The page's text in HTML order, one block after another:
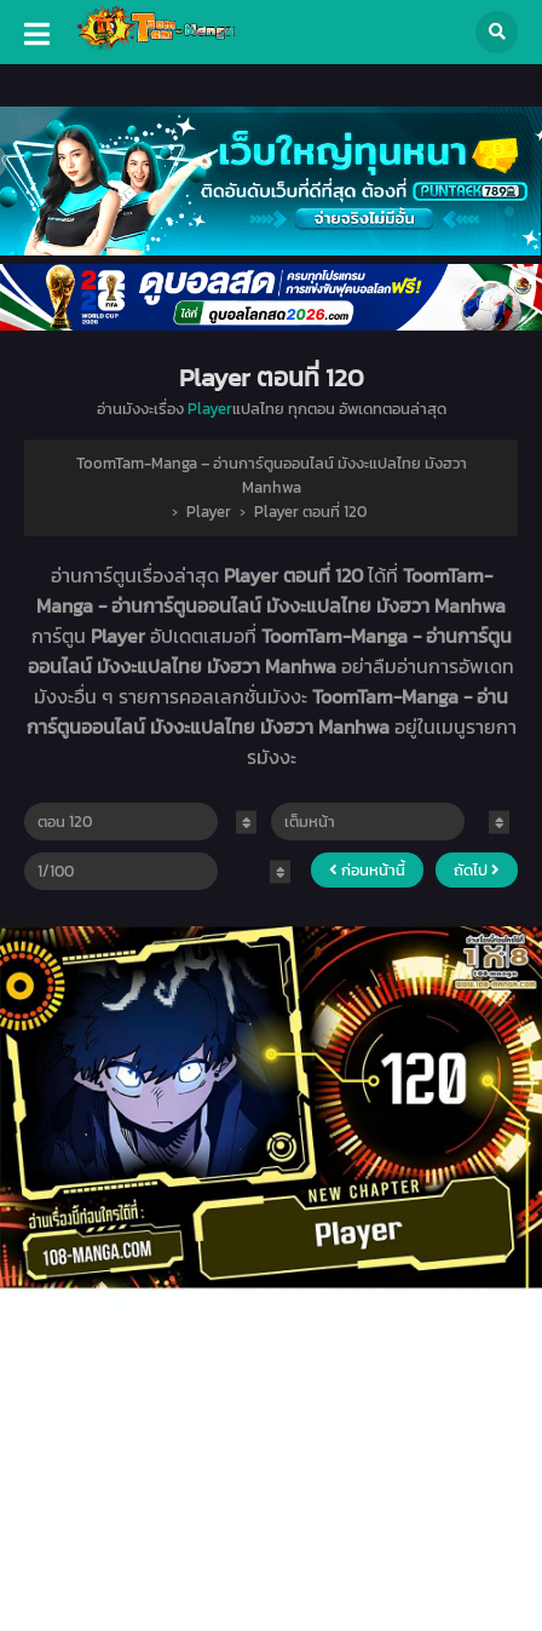
Player ตอนที่ 120
อ่านมังงะเรื่องPlayerแปลไทย ทุกตอน อัพเดทตอนล่าสุด
ToomTam-Manga – อ่านการ์ตูนออนไลน์ มังงะแปลไทย มังฮวา
Manhwa
› Player › Player ตอนที่ 120
อ่านการ์ตูนเรื่องล่าสุด Player ตอนที่ 120ได้ที่ ToomTam-
Manga - อ่านการ์ตูนออนไลน์ มังงะแปลไทย มังฮวา Manhwa
การ์ตูน Playerอัปเดตเสมอที่ ToomTam-Manga - อ่านการ์ตูน
ออนไลน์ มังงะแปลไทย มังฮวา Manhwaอย่าลืมอ่านการอัพเดท
มังงะอื่น ๆ รายการคอลเลกชั่นมังงะToomTam-Manga - อ่าน
การ์ตูนออนไลน์ มังงะแปลไทย มังฮวา Manhwaอยู่ในเมนูรายกา
รมังงะ
ก่อนหน้านี้ ถัดไป